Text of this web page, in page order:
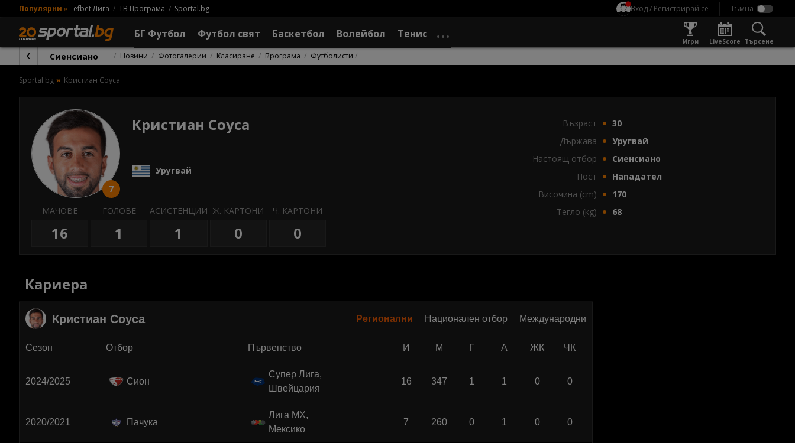
Популярни » efbet Лига ТВ Програма Sportal.bg Вход / Регистрирай се
БГ Футбол Футбол свят Баскетбол Волейбол Тенис
Игри LiveScore Търсене
Сиенсиано Новини Фотогалерии Класиране Програма Футболисти
Sportal.bg Кристиан Соуса
7
Кристиан Соуса
Уругвай
МАЧОВЕ
16
ГОЛОВЕ
1
АСИСТЕНЦИИ
1
Ж. КАРТОНИ
0
Ч. КАРТОНИ
0
Възраст
30
Държава
Уругвай
Настоящ отбор
Сиенсиано
Пост
Нападател
Височина (cm)
170
Тегло (kg)
68
Кариера
Кристиан Соуса Регионални Национален отбор Международни
Сезон Отбор Първенство И М Г А ЖК ЧК
2024/2025 Сион
Супер Лига,
Швейцария
16 347 1 1 0 0
2020/2021 Пачука
Лига МХ,
Мексико
7 260 0 1 0 0